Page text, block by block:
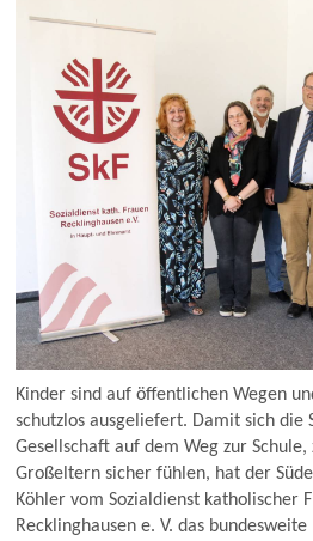
Kinder sind auf öffentlichen Wegen
schutzlos ausgeliefert. Damit sich die
Gesellschaft auf dem Weg zur
Großeltern sicher fühlen, hat der
Köhler vom Sozialdienst katholischer
Recklinghausen e. V. das